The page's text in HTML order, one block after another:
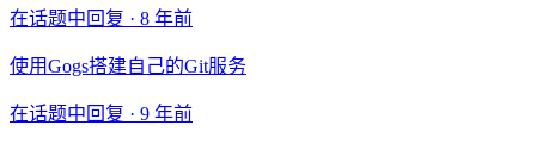
在话题中回复 · 8 年前
使用Gogs搭建自己的Git服务
在话题中回复 · 9 年前